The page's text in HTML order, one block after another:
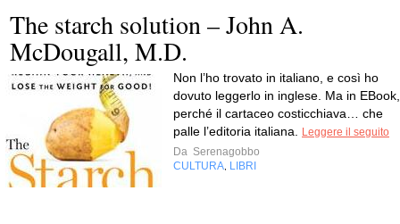
The starch solution – John A.
McDougall, M.D.
Non l’ho trovato in italiano, e così ho
dovuto leggerlo in inglese. Ma in EBook,
perché il cartaceo costicchiava… che
palle l’editoria italiana.
Leggere il seguito
Da Serenagobbo
CULTURA LIBRI